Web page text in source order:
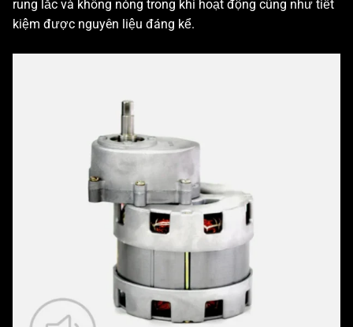
rung lắc và không nóng trong khi hoạt động cũng như tiết
kiệm được nguyên liệu đáng kể.